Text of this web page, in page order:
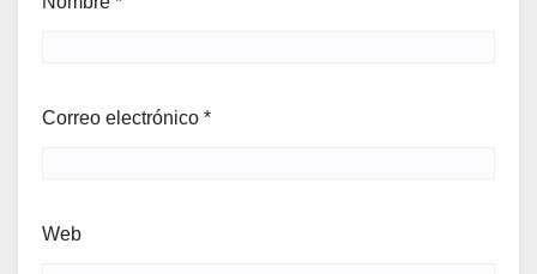
Correo electrónico *
Web